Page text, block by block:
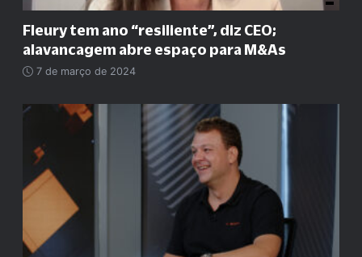
Fleury tem ano “resiliente”, diz CEO;
alavancagem abre espaço para M&As
7 de março de 2024